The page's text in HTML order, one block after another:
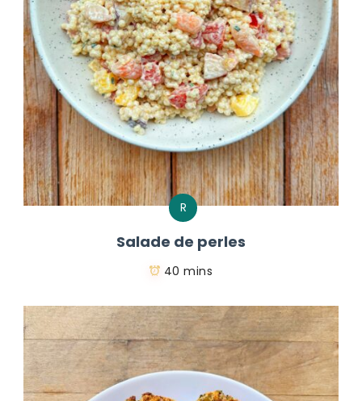
R
Salade de perles
40 mins